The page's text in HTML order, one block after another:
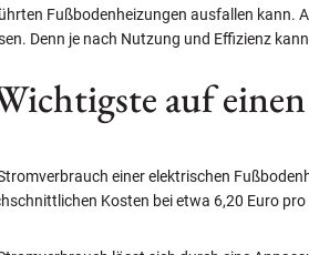
Fußbodenheizungen ausfallen kann.
Denn je nach Nutzung und Effizienz
auf
einer elektrischen
Kosten bei etwa 6,20 Euro